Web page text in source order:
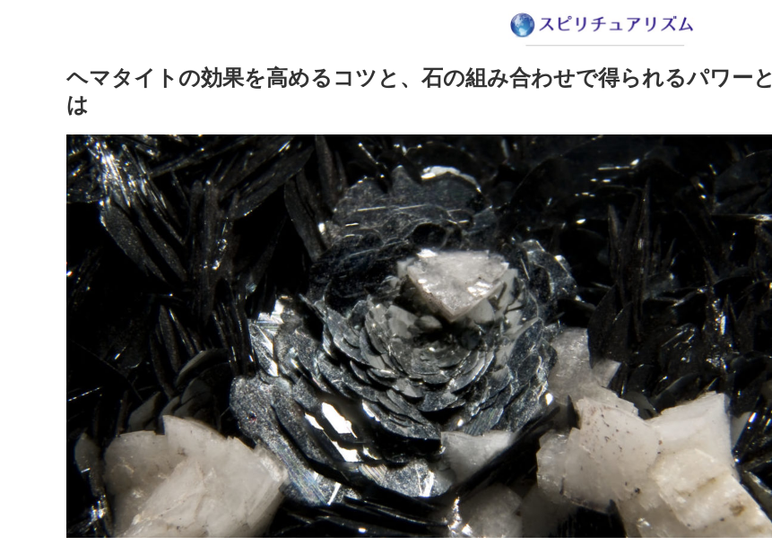
ヘマタイトの効果を高めるコツと、石の組み合わせで得られるパワーと
は